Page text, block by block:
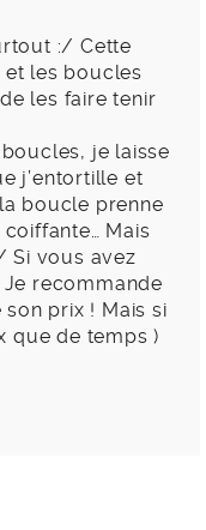
:/ Cette
les boucles
les faire tenir
je laisse
j’entortille et
boucle prenne
Mais
Si vous avez
recommande
prix ! Mais si
que de temps )